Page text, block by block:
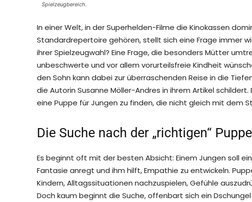
Spielzeugbereich.
In einer Welt, in der Superhelden-Filme die Kinokassen
Standardrepertoire gehören, stellt sich eine Frage immer
ihrer Spielzeugwahl? Eine Frage, die besonders Mütter
unbeschwerte und vor allem vorurteilsfreie Kindheit
den Sohn kann dabei zur überraschenden Reise in die
die Autorin Susanne Möller-Andres in ihrem Artikel
eine Puppe für Jungen zu finden, die nicht gleich mit dem
Die Suche nach der „richtigen“ Puppe
Es beginnt oft mit der besten Absicht: Einem Jungen soll
Fantasie anregt und ihm hilft, Empathie zu entwickeln.
Kindern, Alltagssituationen nachzuspielen, Gefühle
Doch kaum beginnt die Suche, offenbart sich ein